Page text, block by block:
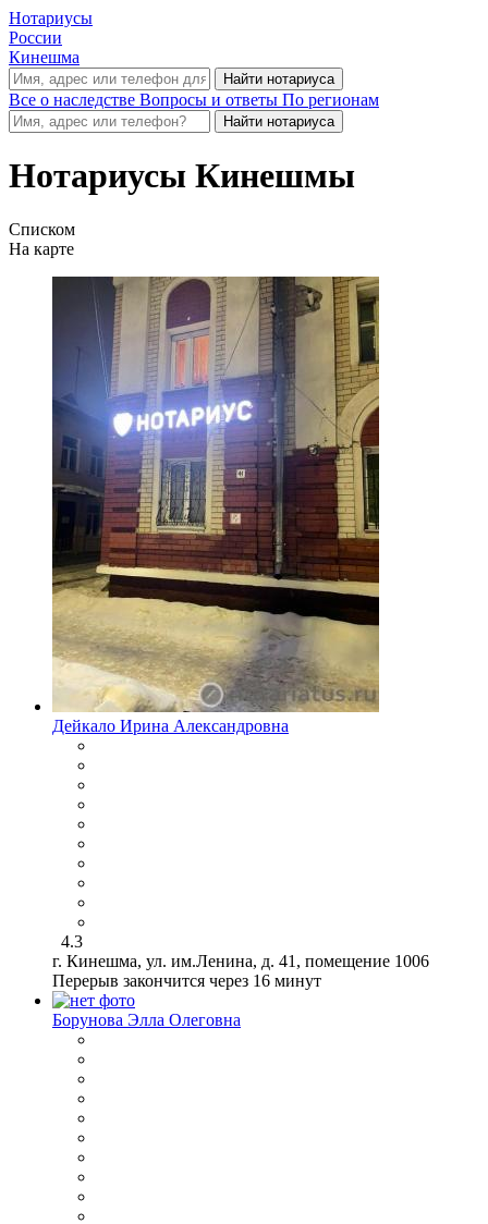
Нотариусы
России
Кинешма
Все о наследстве Вопросы и ответы По регионам
Нотариусы Кинешмы
Списком
На карте
Дейкало Ирина Александровна
4.3
г. Кинешма, ул. им.Ленина, д. 41, помещение 1006
Перерыв закончится через 16 минут
Борунова Элла Олеговна